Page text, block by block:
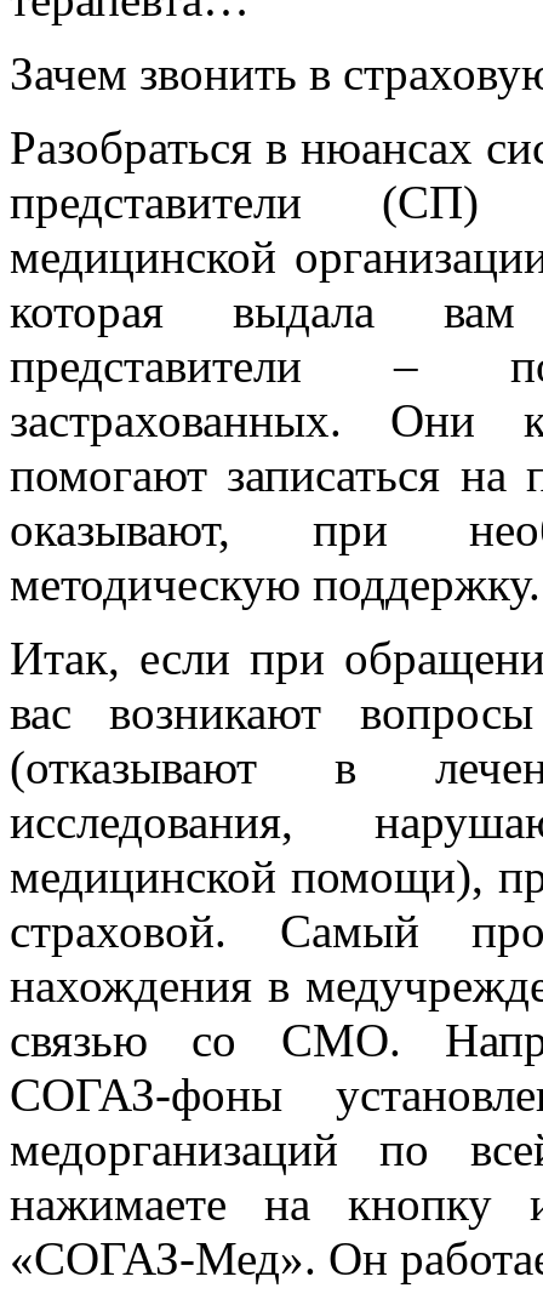
Зачем звонить в
Разобраться в нюансах
представители (СП)
медицинской
которая выдала
представители –
застрахованных. Они
помогают записаться на
оказывают, при
методическую поддержку.
Итак, если при
вас возникают
(отказывают в
исследования,
медицинской помощи),
страховой. Самый
нахождения в
связью со СМО.
СОГАЗ-фоны
медорганизаций по
нажимаете на кнопку
«СОГАЗ-Мед». Он